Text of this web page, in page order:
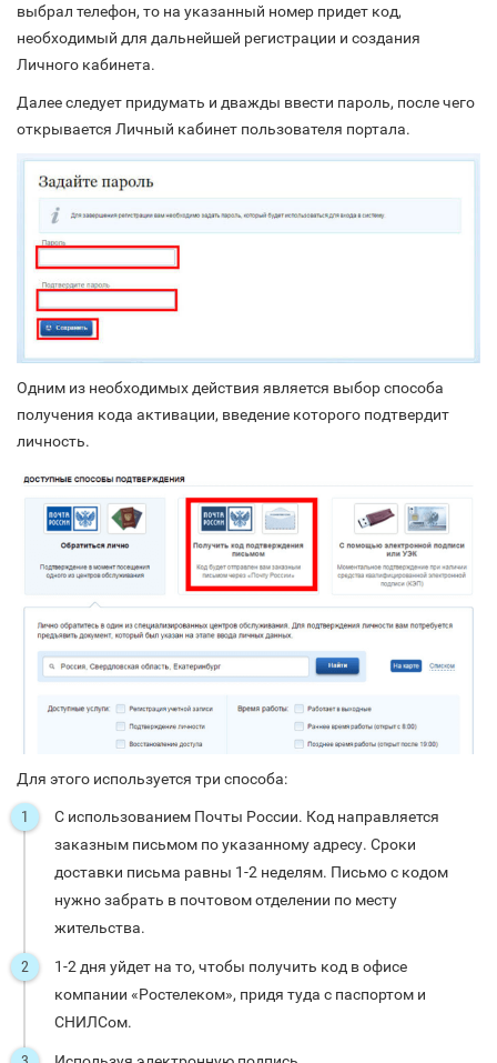
выбрал телефон, то на указанный номер придет код,
необходимый для дальнейшей регистрации и создания
Личного кабинета.
Далее следует придумать и дважды ввести пароль, после чего
открывается Личный кабинет пользователя портала.
Одним из необходимых действия является выбор способа
получения кода активации, введение которого подтвердит
личность.
Для этого используется три способа:
С использованием Почты России. Код направляется
заказным письмом по указанному адресу. Сроки
доставки письма равны 1-2 неделям. Письмо с кодом
нужно забрать в почтовом отделении по месту
жительства.
1-2 дня уйдет на то, чтобы получить код в офисе
компании «Ростелеком», придя туда с паспортом и
СНИЛСом.